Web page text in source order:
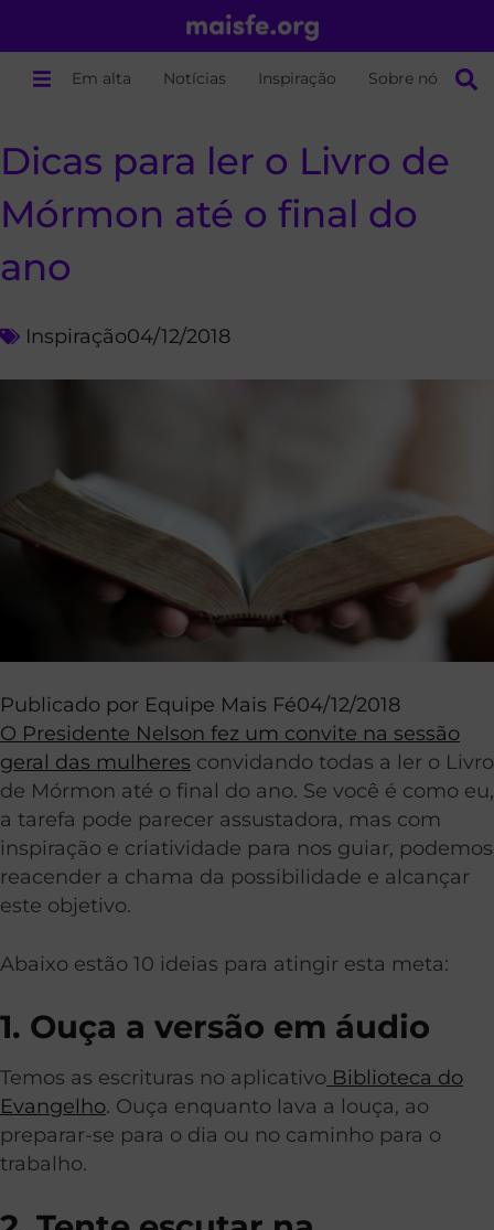
Em alta Notícias Inspiração Sobre nós
Dicas para ler o Livro de
Mórmon até o final do
ano
Inspiração04/12/2018
Publicado por Equipe Mais Fé04/12/2018
O Presidente Nelson fez um convite na sessão
geral das mulheres convidando todas a ler o Livro
de Mórmon até o final do ano. Se você é como eu,
a tarefa pode parecer assustadora, mas com
inspiração e criatividade para nos guiar, podemos
reacender a chama da possibilidade e alcançar
este objetivo.
Abaixo estão 10 ideias para atingir esta meta:
1. Ouça a versão em áudio
Temos as escrituras no aplicativo Biblioteca do
Evangelho. Ouça enquanto lava a louça, ao
preparar-se para o dia ou no caminho para o
trabalho.